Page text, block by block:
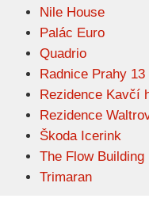
Nile House
Palác Euro
Quadrio
Radnice Prahy 13
Rezidence Kavčí
Rezidence
Škoda Icerink
The Flow Building
Trimaran